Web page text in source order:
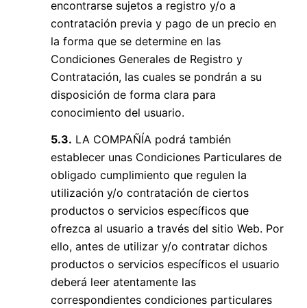
encontrarse sujetos a registro y/o a
contratación previa y pago de un precio en
la forma que se determine en las
Condiciones Generales de Registro y
Contratación, las cuales se pondrán a su
disposición de forma clara para
conocimiento del usuario.
5.3. LA COMPAÑÍA podrá también
establecer unas Condiciones Particulares de
obligado cumplimiento que regulen la
utilización y/o contratación de ciertos
productos o servicios específicos que
ofrezca al usuario a través del sitio Web. Por
ello, antes de utilizar y/o contratar dichos
productos o servicios específicos el usuario
deberá leer atentamente las
correspondientes condiciones particulares